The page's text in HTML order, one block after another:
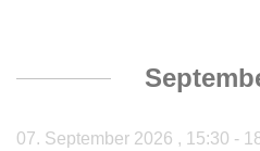
07. September 2026 , 15:30 -